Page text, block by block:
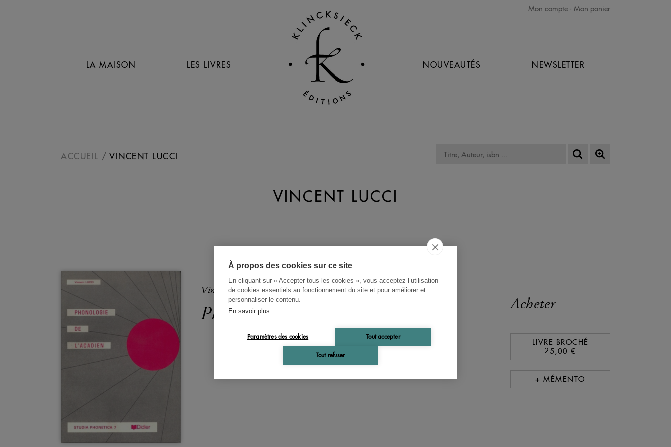
À propos des cookies sur ce site
En cliquant sur « Accepter tous les cookies », vous acceptez l’utilisation
de cookies essentiels au fonctionnement du site et pour améliorer et
personnaliser le contenu.
En savoir plus
Paramètres des cookies Tout accepter
Tout refuser
Mon compte Mon panier
LA MAISON LES LIVRES NOUVEAUTÉS NEWSLETTER
ACCUEIL VINCENT LUCCI
VINCENT LUCCI
Vincent Lucci
Phonologie de l'acadien. Acheter
LIVRE BROCHÉ
25,00 €
+ MÉMENTO